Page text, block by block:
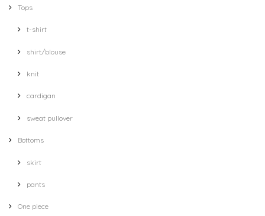
Tops
t-shirt
shirt/blouse
knit
cardigan
sweat pullover
Bottoms
skirt
pants
One piece